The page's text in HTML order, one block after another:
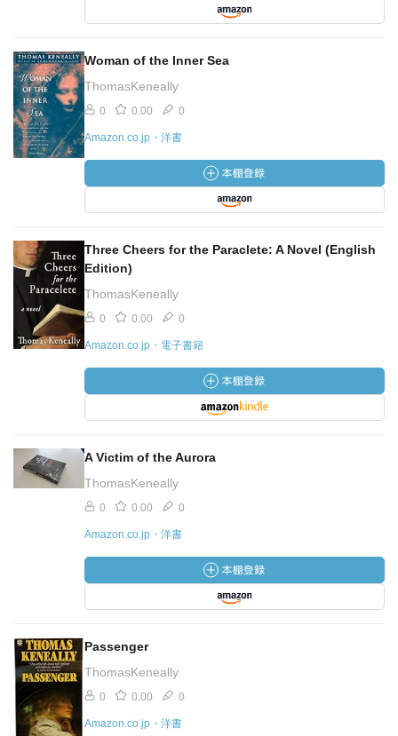
Woman of the Inner Sea
ThomasKeneally
0 0.00 0
Amazon.co.jp・洋書
Three Cheers for the Paraclete: A Novel (English
Edition)
ThomasKeneally
0 0.00 0
Amazon.co.jp・電子書籍
A Victim of the Aurora
ThomasKeneally
0 0.00 0
Amazon.co.jp・洋書
Passenger
ThomasKeneally
0 0.00 0
Amazon.co.jp・洋書